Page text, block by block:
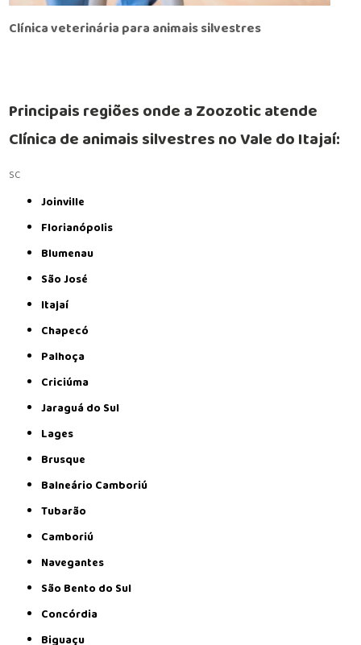
Clínica veterinária para animais silvestres
Principais regiões onde a Zoozotic atende
Clínica de animais silvestres no Vale do Itajaí:
SC
Joinville
Florianópolis
Blumenau
São José
Itajaí
Chapecó
Palhoça
Criciúma
Jaraguá do Sul
Lages
Brusque
Balneário Camboriú
Tubarão
Camboriú
Navegantes
São Bento do Sul
Concórdia
Biguaçu